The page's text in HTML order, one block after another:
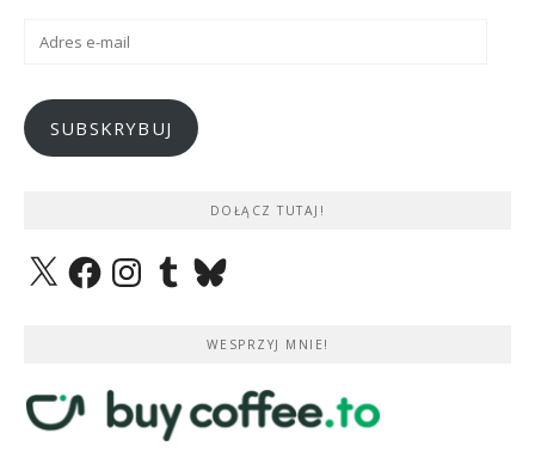
Adres
SUBSKRYBUJ
DOŁĄCZ TUTAJ!
X FacebookInstagramTumblrBluesky
WESPRZYJ MNIE!